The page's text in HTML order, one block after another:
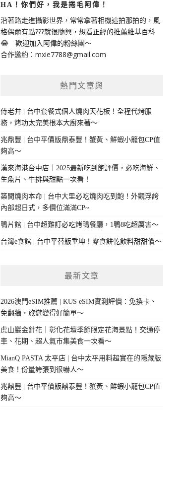
HA！你們好，我是捲毛阿偉！
沿著路走進攝影世界，常常拿著相機這拍那拍的，風
格偶爾有點???就很隨興，想看正經的推薦維基百科
😂 歡迎加入阿偉的粉絲團～
合作邀約： mxie7788@gmail.com
熱門文章與
侍老井 | 台中套餐式個人燒肉天花板！全程代烤服
務，烤功太完美根本大廚來著～
兆鼎豐 | 台中平價版鼎泰豐！蟹黃、鮮蝦小籠包CP值
夠高～
漢來海港台中店｜2025最新吃到飽評價，必吃海鮮、
生魚片、牛排與甜點一次看！
築間燒肉本命 | 台中大里必吃燒肉吃到飽！外觀浮誇
內部超日式，多價位滿滿CP~
鴨片館 | 台中超難訂必吃烤鴨餐廳，1鴨8吃超厲害～
台灣e食館 | 台中平替版垂坤！零食餅乾飲料甜甜價～
最新文章
2026澳門eSIM推薦 | KUS eSIM實測評價：免換卡、
免翻牆，旅遊變得好簡單～
虎山巖金針花｜彰化花壇季節限定花海景點！交通停
車、花期、超人氣市集美食一次看～
MianQ PASTA 太平店 | 台中太平用料超實在的隱藏版
美食！份量誇張到很嚇人～
兆鼎豐 | 台中平價版鼎泰豐！蟹黃、鮮蝦小籠包CP值
夠高～